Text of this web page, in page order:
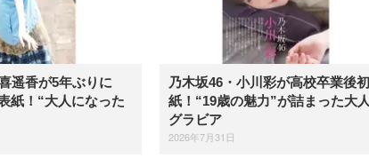
遥香が5年ぶりに
紙！“大人になった
乃木坂46・小川彩が高校卒業後
紙！“19歳の魅力”が詰まった大
グラビア
2026年7月31日